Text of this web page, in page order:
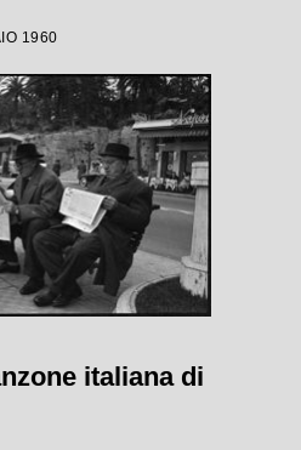
1960
italiana di